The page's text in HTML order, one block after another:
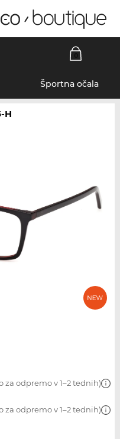
Športna očala
H
odpremo v 1–2 tednih)
odpremo v 1–2 tednih)